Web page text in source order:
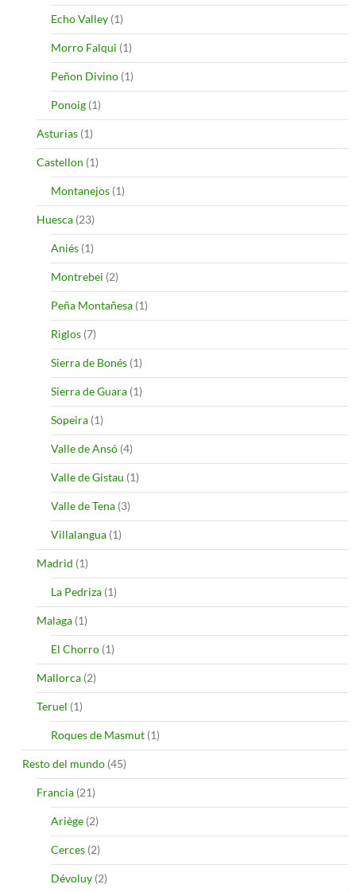
Echo Valley (1)
Morro Falqui (1)
Peñon Divino (1)
Ponoig (1)
Asturias (1)
Castellon (1)
Montanejos (1)
Huesca (23)
Aniés (1)
Montrebei (2)
Peña Montañesa (1)
Riglos (7)
Sierra de Bonés (1)
Sierra de Guara (1)
Sopeira (1)
Valle de Ansó (4)
Valle de Gistau (1)
Valle de Tena (3)
Villalangua (1)
Madrid (1)
La Pedriza (1)
Malaga (1)
El Chorro (1)
Mallorca (2)
Teruel (1)
Roques de Masmut (1)
Resto del mundo (45)
Francia (21)
Ariège (2)
Cerces (2)
Dévoluy (2)